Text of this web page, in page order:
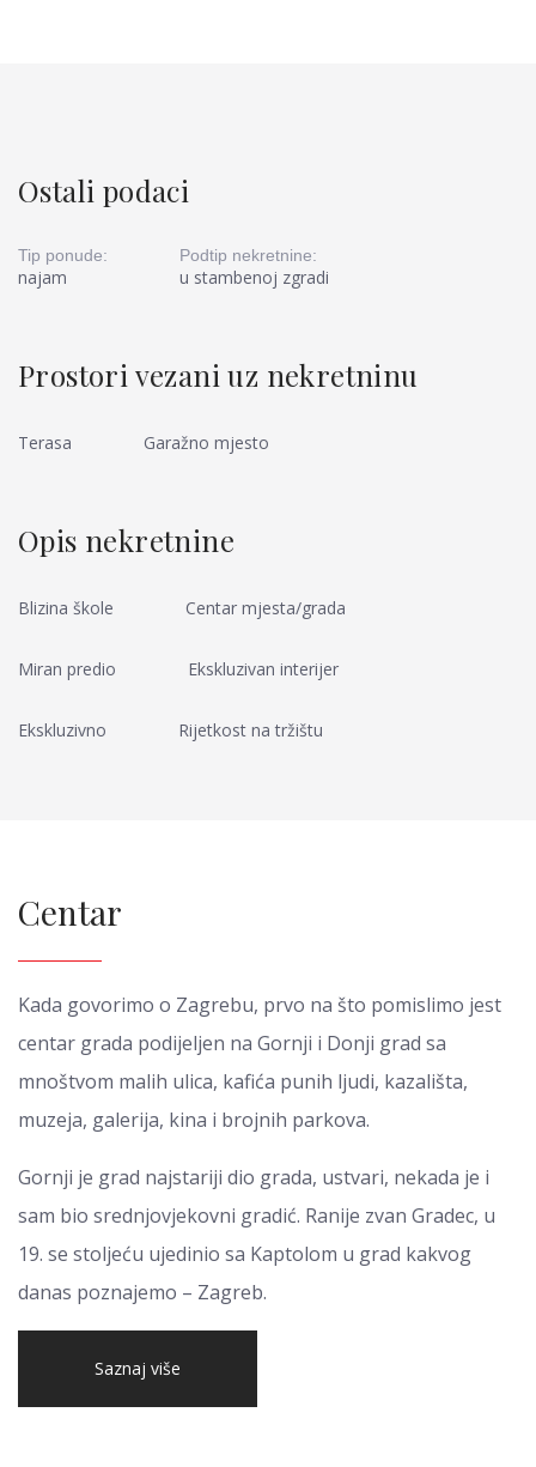
Ostali podaci
Tip ponude:
najam
Podtip nekretnine:
u stambenoj zgradi
Prostori vezani uz nekretninu
Terasa Garažno mjesto
Opis nekretnine
Blizina škole Centar mjesta/grada
Miran predio Ekskluzivan interijer
Ekskluzivno Rijetkost na tržištu
Centar
Kada govorimo o Zagrebu, prvo na što pomislimo jest
centar grada podijeljen na Gornji i Donji grad sa
mnoštvom malih ulica, kafića punih ljudi, kazališta,
muzeja, galerija, kina i brojnih parkova.
Gornji je grad najstariji dio grada, ustvari, nekada je i
sam bio srednjovjekovni gradić. Ranije zvan Gradec, u
19. se stoljeću ujedinio sa Kaptolom u grad kakvog
danas poznajemo – Zagreb.
Saznaj više